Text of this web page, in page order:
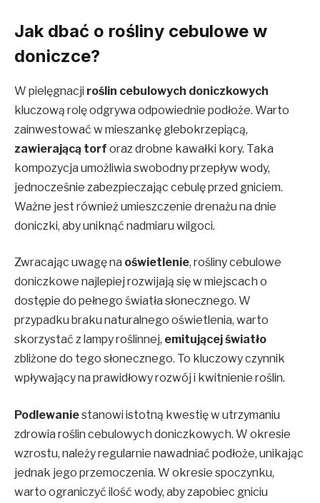
Jak dbać o rośliny cebulowe w
doniczce?
W pielęgnacji roślin cebulowych doniczkowych
kluczową rolę odgrywa odpowiednie podłoże. Warto
zainwestować w mieszankę glebokrzepiącą,
zawierającą torf oraz drobne kawałki kory. Taka
kompozycja umożliwia swobodny przepływ wody,
jednocześnie zabezpieczając cebulę przed gniciem.
Ważne jest również umieszczenie drenażu na dnie
doniczki, aby uniknąć nadmiaru wilgoci.
Zwracając uwagę na oświetlenie, rośliny cebulowe
doniczkowe najlepiej rozwijają się w miejscach o
dostępie do pełnego światła słonecznego. W
przypadku braku naturalnego oświetlenia, warto
skorzystać z lampy roślinnej, emitującej światło
zbliżone do tego słonecznego. To kluczowy czynnik
wpływający na prawidłowy rozwój i kwitnienie roślin.
Podlewaniestanowi istotną kwestię w utrzymaniu
zdrowia roślin cebulowych doniczkowych. W okresie
wzrostu, należy regularnie nawadniać podłoże, unikając
jednak jego przemoczenia. W okresie spoczynku,
warto ograniczyć ilość wody, aby zapobiec gniciu